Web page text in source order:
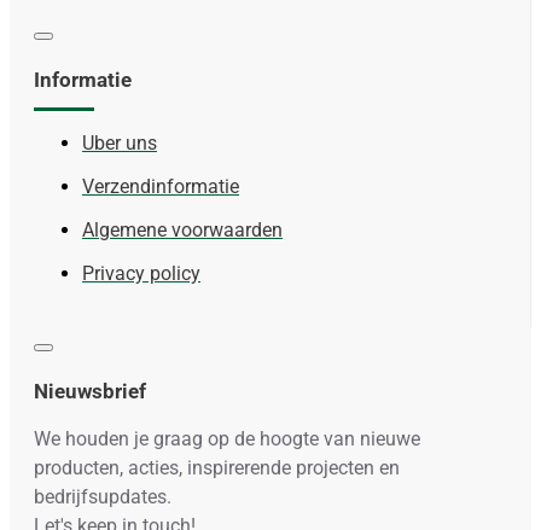
Informatie
Uber uns
Verzendinformatie
Algemene voorwaarden
Privacy policy
Nieuwsbrief
We houden je graag op de hoogte van nieuwe
producten, acties, inspirerende projecten en
bedrijfsupdates.